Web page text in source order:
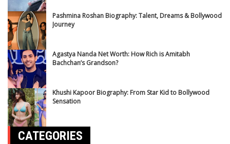
Pashmina Roshan Biography: Talent, Dreams & Bollywood
Journey
Agastya Nanda Net Worth: How Rich is Amitabh
Bachchan’s Grandson?
Khushi Kapoor Biography: From Star Kid to Bollywood
Sensation
CATEGORIES